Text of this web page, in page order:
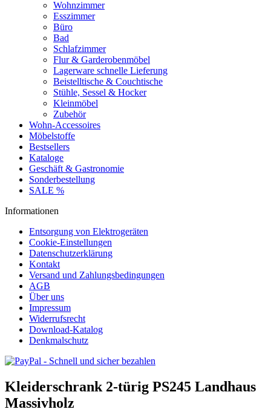
Wohnzimmer
Esszimmer
Büro
Bad
Schlafzimmer
Flur & Garderobenmöbel
Lagerware schnelle Lieferung
Beistelltische & Couchtische
Stühle, Sessel & Hocker
Kleinmöbel
Zubehör
Wohn-Accessoires
Möbelstoffe
Bestsellers
Kataloge
Geschäft & Gastronomie
Sonderbestellung
SALE %
Informationen
Entsorgung von Elektrogeräten
Cookie-Einstellungen
Datenschutzerklärung
Kontakt
Versand und Zahlungsbedingungen
AGB
Über uns
Impressum
Widerrufsrecht
Download-Katalog
Denkmalschutz
Kleiderschrank 2-türig PS245 Landhaus
Massivholz